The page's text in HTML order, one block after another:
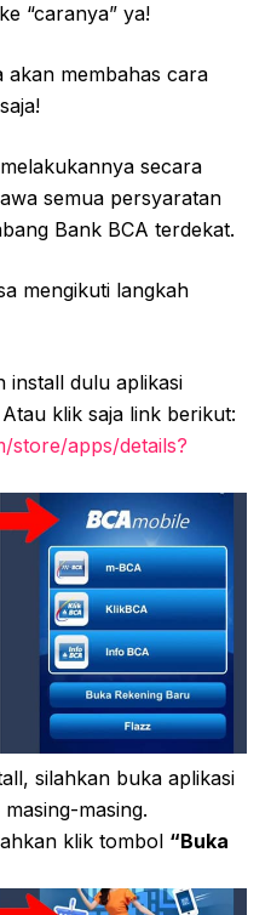
“caranya” ya!
akan membahas cara
secara
semua persyaratan
Bank BCA terdekat.
mengikuti langkah
install dulu aplikasi
Atau klik saja link berikut:
store/apps/details?
silahkan buka aplikasi
masing.
klik tombol “Buka